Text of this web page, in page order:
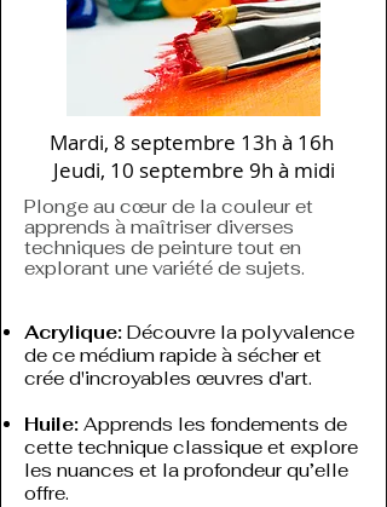
Explores les différentes techniques
de dessin à l'encre et laisses libre
cours à ton imagination.
ENCRES
Mardi, 8 septembre 13h à 16h
Jeudi, 10 septembre 9h à midi
Plonge au cœur de la couleur et
apprends à maîtriser diverses
techniques de peinture tout en
explorant une variété de sujets.
Acrylique: Découvre la polyvalence
de ce médium rapide à sécher et
crée d'incroyables œuvres d'art.
Huile: Apprends les fondements de
cette technique classique et explore
les nuances et la profondeur qu’elle
offre.